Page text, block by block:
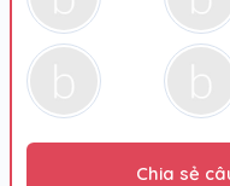
Chia sẻ